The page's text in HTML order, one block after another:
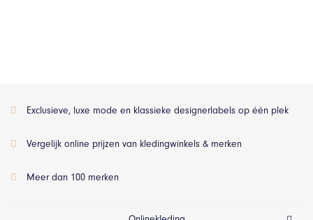
Exclusieve, luxe mode en klassieke designerlabels op één plek
Vergelijk online prijzen van kledingwinkels & merken
Meer dan 100 merken